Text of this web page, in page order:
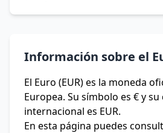
Información sobre el
El Euro (EUR) es la moneda
Europea. Su símbolo es € y
internacional es EUR.
En esta página puedes